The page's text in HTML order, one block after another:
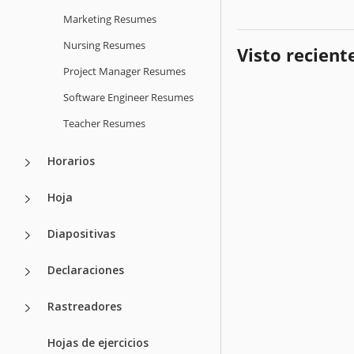
Marketing Resumes
Nursing Resumes
Project Manager Resumes
Software Engineer Resumes
Teacher Resumes
Horarios
Hoja
Diapositivas
Declaraciones
Rastreadores
Hojas de ejercicios
Visto